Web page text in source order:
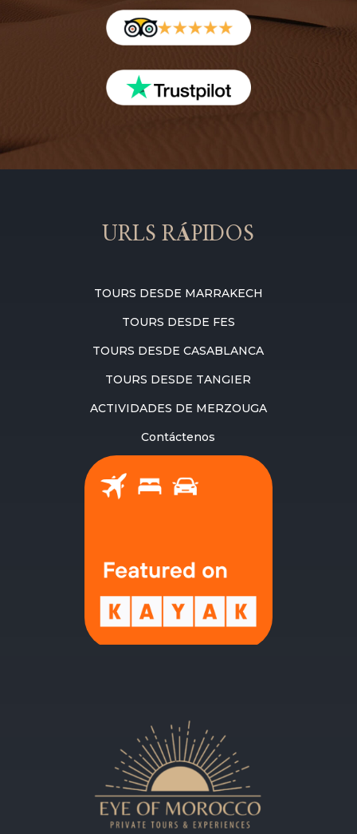
URLS RÁPIDOS
TOURS DESDE MARRAKECH
TOURS DESDE FES
TOURS DESDE CASABLANCA
TOURS DESDE TANGIER
ACTIVIDADES DE MERZOUGA
Contáctenos